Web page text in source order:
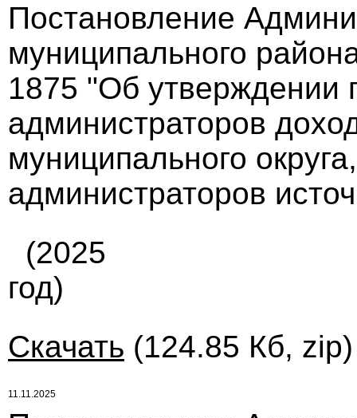
Постановление
муниципального
1875 "Об утверждении
администраторов
муниципального
администраторов
(2025
год)
Скачать (124.85 Кб,
11.11.2025